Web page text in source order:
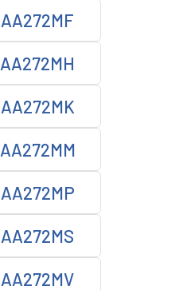
AA272MF
AA272MH
AA272MK
AA272MM
AA272MP
AA272MS
AA272MV